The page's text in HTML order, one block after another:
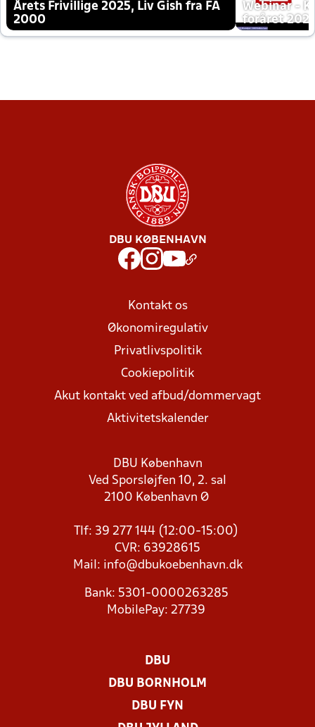
Årets Frivillige 2025, Liv Gish fra FA
2000
Webinar -
foråret
DBU KØBENHAVN
Kontakt os
Økonomiregulativ
Privatlivspolitik
Cookiepolitik
Akut kontakt ved afbud/dommervagt
Aktivitetskalender
DBU København
Ved Sporsløjfen 10, 2. sal
2100 København Ø
Tlf: 39 277 144 (12:00-15:00)
CVR: 63928615
Mail: info@dbukoebenhavn.dk
Bank: 5301-0000263285
MobilePay: 27739
DBU
DBU BORNHOLM
DBU FYN